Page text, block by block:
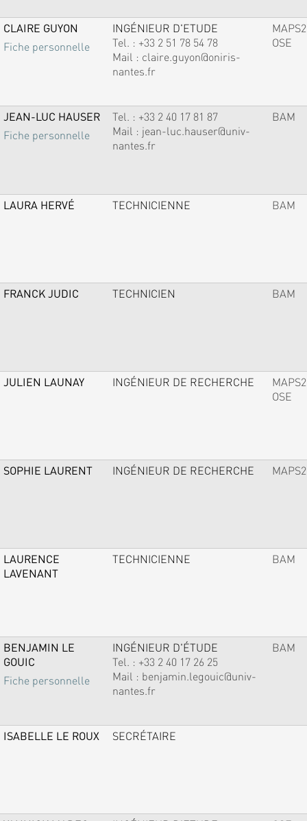
CLAIRE GUYON
Fiche personnelle
INGÉNIEUR D'ETUDE
Tel. : +33 2 51 78 54 78
Mail : claire.guyon@oniris-
nantes.fr
MAPS2
OSE
JEAN-LUC HAUSER
Fiche personnelle
Tel. : +33 2 40 17 81 87
Mail : jean-luc.hauser@univ-
nantes.fr
BAM
LAURA HERVÉ TECHNICIENNE BAM
FRANCK JUDIC TECHNICIEN BAM
JULIEN LAUNAY INGÉNIEUR DE RECHERCHE
MAPS2
OSE
SOPHIE LAURENT INGÉNIEUR DE RECHERCHE MAPS2
LAURENCE
LAVENANT
TECHNICIENNE BAM
BENJAMIN LE
GOUIC
Fiche personnelle
INGÉNIEUR D'ÉTUDE
Tel. : +33 2 40 17 26 25
Mail : benjamin.legouic@univ-
nantes.fr
BAM
ISABELLE LE ROUX SECRÉTAIRE